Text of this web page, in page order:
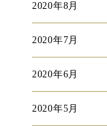
2020年8月
2020年7月
2020年6月
2020年5月